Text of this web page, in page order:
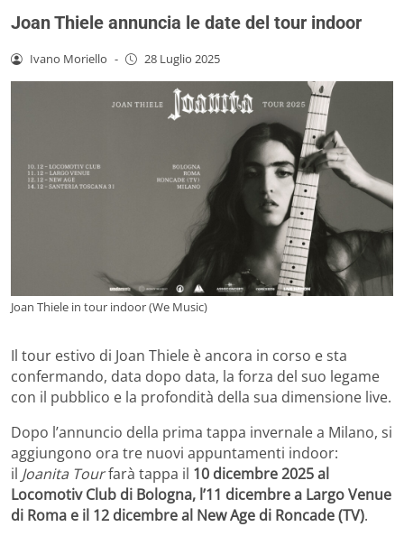
Joan Thiele annuncia le date del tour indoor
Ivano Moriello - 28 Luglio 2025
Joan Thiele in tour indoor (We Music)
Il tour estivo di Joan Thiele è ancora in corso e sta
confermando, data dopo data, la forza del suo legame
con il pubblico e la profondità della sua dimensione live.
Dopo l’annuncio della prima tappa invernale a Milano, si
aggiungono ora tre nuovi appuntamenti indoor:
il Joanita Tourfarà tappa il 10 dicembre 2025 al
Locomotiv Club di Bologna, l’11 dicembre a Largo Venue
di Roma e il 12 dicembre al New Age di Roncade (TV).